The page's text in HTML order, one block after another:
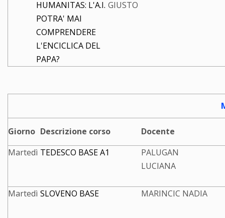
HUMANITAS: L'A.I.
POTRA' MAI
COMPRENDERE
L'ENCICLICA DEL
PAPA?
GIUSTO
Giorno Descrizione corso
Docente
Martedì TEDESCO BASE A1
PALUGAN
LUCIANA
Martedì SLOVENO BASE MARINCIC NADIA